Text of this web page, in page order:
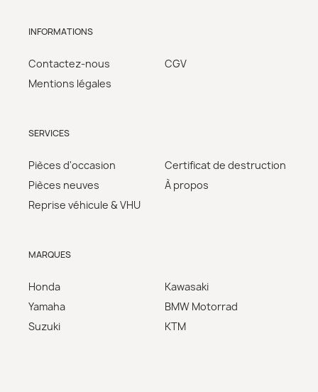
INFORMATIONS
Contactez-nous
Mentions légales
CGV
SERVICES
Pièces d'occasion
Pièces neuves
Reprise véhicule & VHU
Certificat de destruction
À propos
MARQUES
Honda
Yamaha
Suzuki
Kawasaki
BMW Motorrad
KTM